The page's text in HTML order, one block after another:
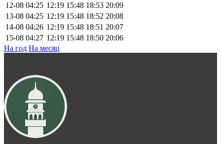
12-08 04:25 12:19 15:48 18:53 20:09
13-08 04:25 12:19 15:48 18:52 20:08
14-08 04:26 12:19 15:48 18:51 20:07
15-08 04:27 12:19 15:48 18:50 20:06
На год На месяц